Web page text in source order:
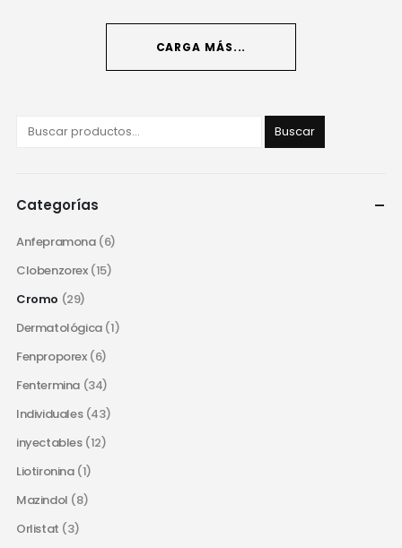
CARGA MÁS...
Buscar
Categorías
Anfepramona (6)
Clobenzorex (15)
Cromo (29)
Dermatológica (1)
Fenproporex (6)
Fentermina (34)
Individuales (43)
inyectables (12)
Liotironina (1)
Mazindol (8)
Orlistat (3)